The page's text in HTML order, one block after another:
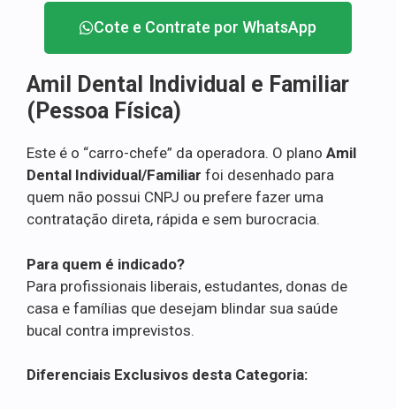
Cote e Contrate por WhatsApp
Amil Dental Individual e Familiar
(Pessoa Física)
Este é o “carro-chefe” da operadora. O plano Amil
Dental Individual/Familiar foi desenhado para
quem não possui CNPJ ou prefere fazer uma
contratação direta, rápida e sem burocracia.
Para quem é indicado?
Para profissionais liberais, estudantes, donas de
casa e famílias que desejam blindar sua saúde
bucal contra imprevistos.
Diferenciais Exclusivos desta Categoria: